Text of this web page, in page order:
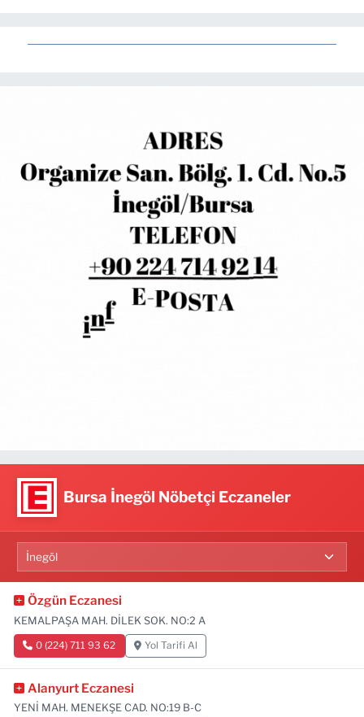
Bursa İnegöl Nöbetçi Eczaneler
Özgün Eczanesi
KEMALPAŞA MAH. DİLEK SOK. NO:2 A
0 (224) 711 93 62 Yol Tarifi Al
Alanyurt Eczanesi
YENİ MAH. MENEKŞE CAD. NO:19 B-C